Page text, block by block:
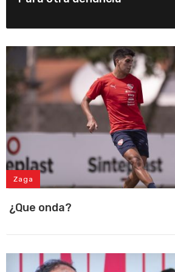
Zaga
¿Que onda?